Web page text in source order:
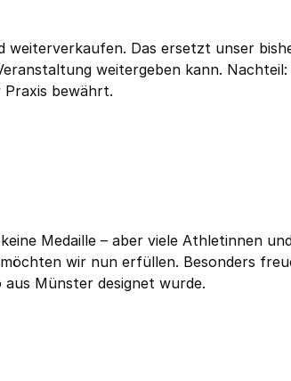
Das ersetzt unser
weitergeben kann.
Praxis bewährt.
Medaille – aber viele Athletinnen
wir nun erfüllen. Besonders
aus Münster designet wurde.